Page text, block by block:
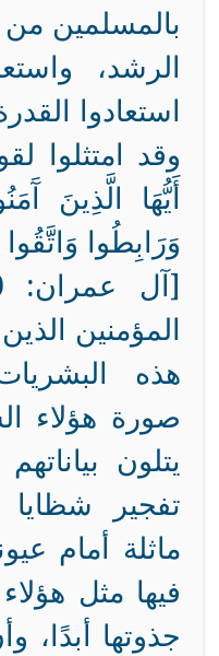
بالمسلمين من
الرشد،
استعادوا
وقد امتثلوا
أَيُّهَا الَّذِينَ
وَرَابِطُوا
المؤمنين
هذه
صورة هؤلاء
يتلون
تفجير شظايا
ماثلة أمام
فيها مثل
جذوتها أبدًا،